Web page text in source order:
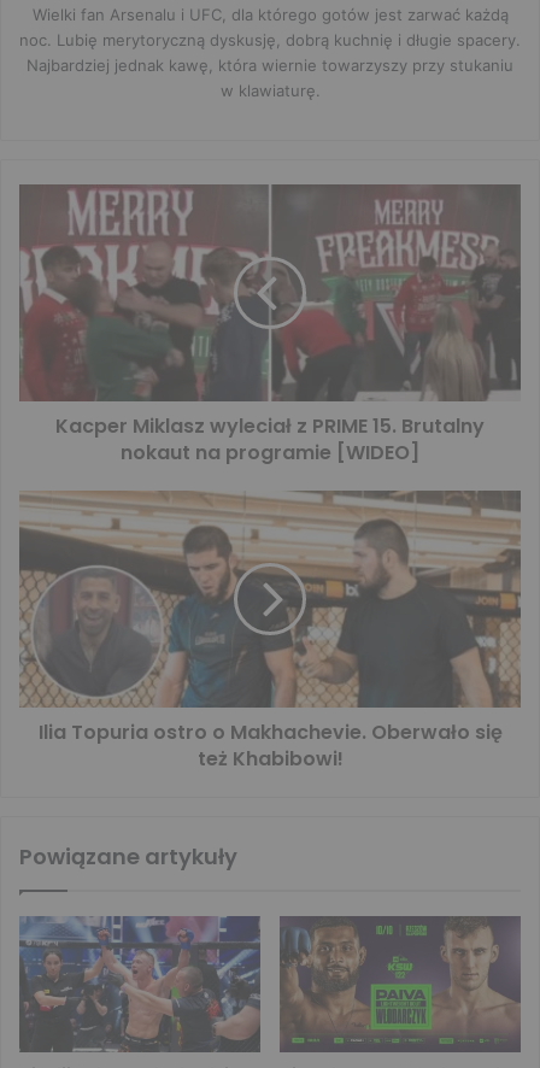
Wielki fan Arsenalu i UFC, dla którego gotów jest zarwać każdą
noc. Lubię merytoryczną dyskusję, dobrą kuchnię i długie spacery.
Najbardziej jednak kawę, która wiernie towarzyszy przy stukaniu
w klawiaturę.
Kacper Miklasz wyleciał z PRIME 15. Brutalny
nokaut na programie [WIDEO]
Ilia Topuria ostro o Makhachevie. Oberwało się
też Khabibowi!
Powiązane artykuły